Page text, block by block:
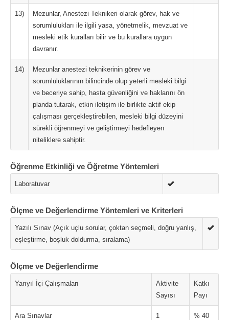
13)
Mezunlar, Anestezi Teknikeri olarak görev, hak ve
sorumlulukları ile ilgili yasa, yönetmelik, mevzuat ve
mesleki etik kuralları bilir ve bu kurallara uygun
davranır.
14)
Mezunlar anestezi teknikerinin görev ve
sorumluluklarının bilincinde olup yeterli mesleki bilgi
ve beceriye sahip, hasta güvenliğini ve haklarını ön
planda tutarak, etkin iletişim ile birlikte aktif ekip
çalışması gerçekleştirebilen, mesleki bilgi düzeyini
sürekli öğrenmeyi ve geliştirmeyi hedefleyen
niteliklere sahiptir.
Öğrenme Etkinliği ve Öğretme Yöntemleri
Laboratuvar
Ölçme ve Değerlendirme Yöntemleri ve Kriterleri
Yazılı Sınav (Açık uçlu sorular, çoktan seçmeli, doğru yanlış,
eşleştirme, boşluk doldurma, sıralama)
Ölçme ve Değerlendirme
Yarıyıl İçi Çalışmaları
Aktivite
Sayısı
Katkı
Payı
Ara Sınavlar 1 % 40